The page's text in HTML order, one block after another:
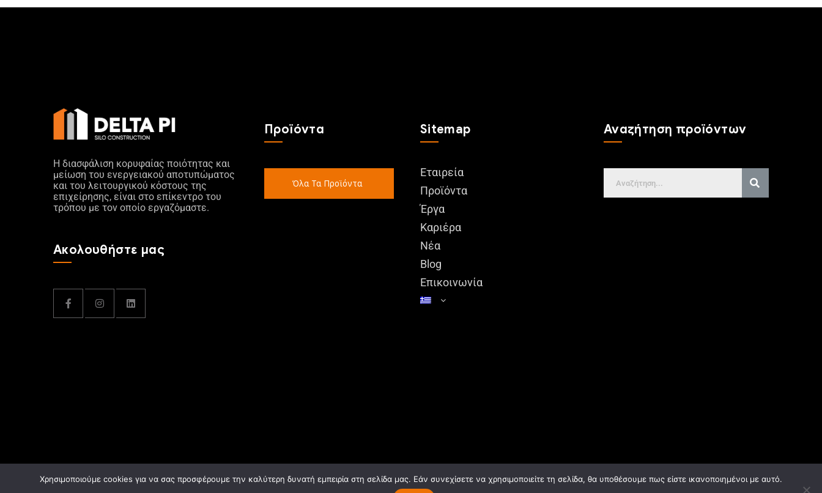
Η διασφάλιση κορυφαίας ποιότητας και
μείωση του ενεργειακού αποτυπώματος
και του λειτουργικού κόστους της
επιχείρησης, είναι στο επίκεντρο του
τρόπου με τον οποίο εργαζόμαστε.
Ακολουθήστε μας
Προϊόντα
Όλα Τα Προϊόντα
Sitemap
Εταιρεία
Προϊόντα
Έργα
Καριέρα
Νέα
Blog
Επικοινωνία
Αναζήτηση προϊόντων
Χρησιμοποιούμε cookies για να σας προσφέρουμε την καλύτερη δυνατή εμπειρία στη σελίδα μας. Εάν συνεχίσετε να χρησιμοποιείτε τη σελίδα, θα υποθέσουμε πως είστε ικανοποιημένοι με αυτό.